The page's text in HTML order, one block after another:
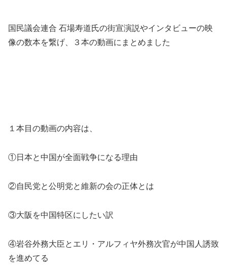
国民議会連合 石場寿道氏の街宣演説やインタビューの映
像の数本を繋げ、３本の動画にまとめました
１本目の動画の内容は、
①日本と中国が全面戦争になる理由
②自民党と公明党と維新の会の正体とは
③大阪を中国特区にしたい訳
④岩谷外務大臣とエリ・アルフィヤ外務次官が中国人誘致
を進めてる